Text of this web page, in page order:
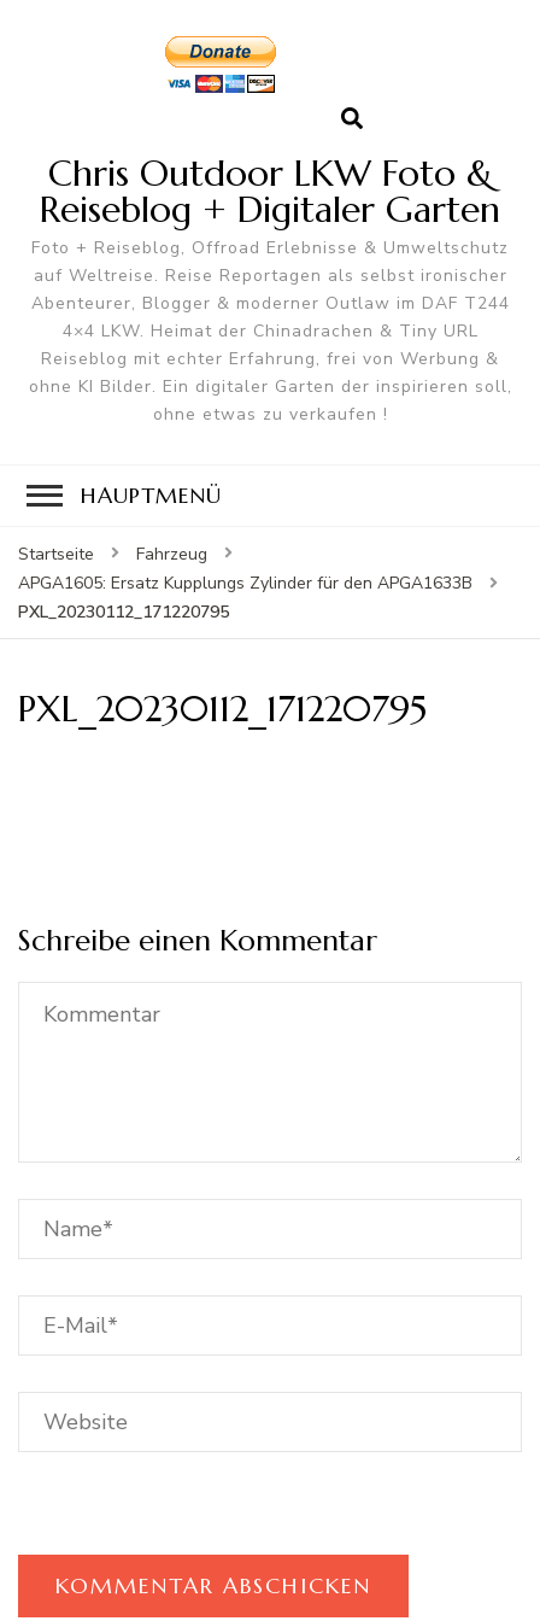
Chris Outdoor LKW Foto &
Reiseblog + Digitaler Garten
Foto + Reiseblog, Offroad Erlebnisse & Umweltschutz
auf Weltreise. Reise Reportagen als selbst ironischer
Abenteurer, Blogger & moderner Outlaw im DAF T244
4×4 LKW. Heimat der Chinadrachen & Tiny URL
Reiseblog mit echter Erfahrung, frei von Werbung &
ohne KI Bilder. Ein digitaler Garten der inspirieren soll,
ohne etwas zu verkaufen !
HAUPTMENÜ
Startseite
Fahrzeug
APGA1605: Ersatz Kupplungs Zylinder für den APGA1633B
PXL_20230112_171220795
PXL_20230112_171220795
Schreibe einen Kommentar